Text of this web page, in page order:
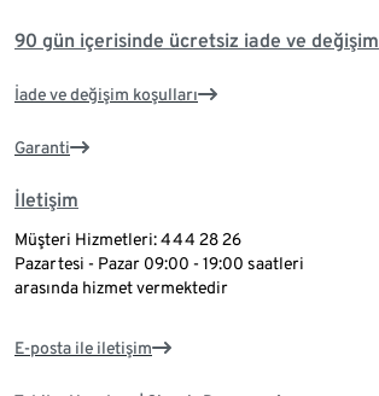
90 gün içerisinde ücretsiz iade ve değişim
İade ve değişim koşulları
Garanti
İletişim
Müşteri Hizmetleri: 444 28 26
Pazartesi - Pazar 09:00 - 19:00 saatleri
arasında hizmet vermektedir
E-posta ile iletişim